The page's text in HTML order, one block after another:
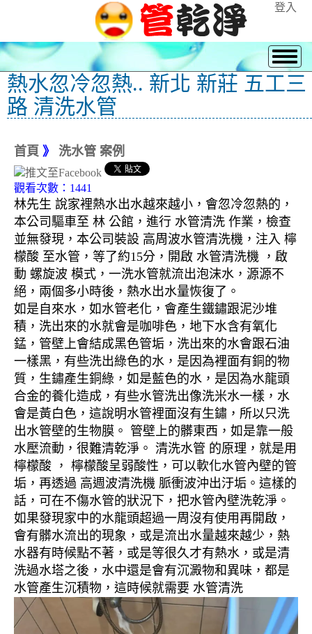
登入
熱水忽冷忽熱.. 新北 新莊 五工三
路 清洗水管
首頁 》 洗水管 案例
觀看次數：1441
林先生 說家裡熱水出水越來越小，會忽冷忽熱的，
本公司驅車至 林 公館，進行 水管清洗 作業，檢查
並無發現，本公司裝設 高周波水管清洗機，注入 檸
檬酸 至水管，等了約15分，開啟 水管清洗機 ，啟
動 螺旋波 模式，一洗水管就流出泡沫水，源源不
絕，兩個多小時後，熱水出水量恢復了。
如是自來水，如水管老化，會產生鐵鏽跟泥沙堆
積，洗出來的水就會是咖啡色，地下水含有氧化
錳，管壁上會結成黑色管垢，洗出來的水會跟石油
一樣黑，有些洗出綠色的水，是因為裡面有銅的物
質，生鏽產生銅綠，如是藍色的水，是因為水龍頭
合金的養化造成，有些水管洗出像洗米水一樣，水
會是黃白色，這說明水管裡面沒有生鏽，所以只洗
出水管壁的生物膜。 管壁上的髒東西，如是靠一般
水壓流動，很難清乾淨。 清洗水管 的原理，就是用
檸檬酸 ， 檸檬酸呈弱酸性，可以軟化水管內壁的管
垢，再透過 高週波清洗機 脈衝波沖出汙垢。這樣的
話，可在不傷水管的狀況下，把水管內壁洗乾淨。
如果發現家中的水龍頭超過一周沒有使用再開啟，
會有髒水流出的現象，或是流出水量越來越少，熱
水器有時候點不著，或是等很久才有熱水，或是清
洗過水塔之後，水中還是會有沉澱物和異味，都是
水管產生沉積物，這時候就需要 水管清洗